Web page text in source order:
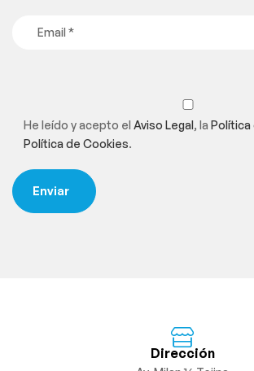
He leído y acepto el Aviso Legal, la Política
Política de Cookies.
Dirección